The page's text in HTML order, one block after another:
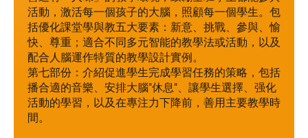
活動，激活每一個孩子的大腦，照顧每一個學生。包
括優化課堂學與教五大要素：新意、挑戰、參與、愉
快、尊重；適合不同多元智能的教學法或活動，以及
配合人腦運作特質的教學設計實例。
第七部份：介紹促進學生完成學習任務的策略，包括
播合適的音樂、安排大腦"休息"、讓學生選擇、强化
活動的學習，以及在專注力下降前，善用主要教學時
間。